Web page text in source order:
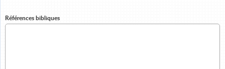
Références bibliques